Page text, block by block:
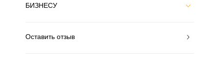
БИЗНЕСУ
Оставить отзыв